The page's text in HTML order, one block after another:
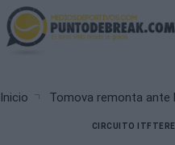
Skip
to
main
Inicio Tomova remonta ante
CIRCUITO ITF